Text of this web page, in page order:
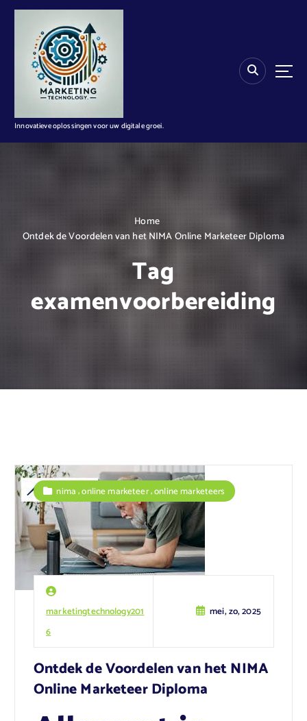
n
Innovatieve oplossingen voor uw digitale groei.
Home
Ontdek de Voordelen van het NIMA Online Marketeer Diploma
Tag
examenvoorbereiding
marketingtechnology201
6
mei, zo, 2025
nima,online marketeer,online marketeers
Ontdek de Voordelen van het NIMA
Online Marketeer Diploma